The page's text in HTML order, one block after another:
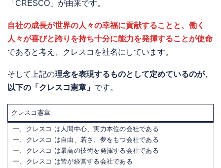
「CRESCO」が由来です。
自社の成長が世界の人々の幸福に貢献することと、働く
人々が喜びと誇りを持ち十分に能力を発揮することが使命
であると考え、クレスコを社名にしています。
そして上記の理念を表現するものとして定めているのが、
以下の「クレスコ憲章」 です。
クレスコ憲章
一、クレスコ は人間中心、実力本位の会社である
一、クレスコ は自由、若さ、夢をもつ会社である
一、クレスコ は最高の技術を発揮する会社である
一、クレスコ は皆が経営する会社である